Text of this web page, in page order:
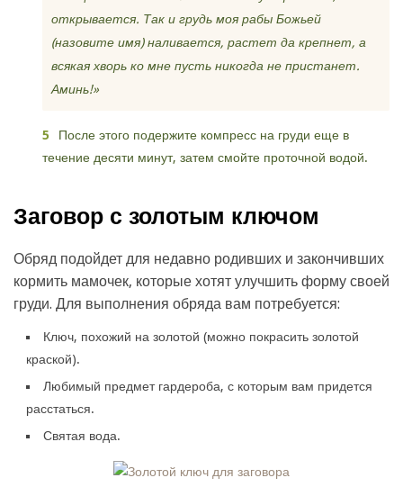
открывается. Так и грудь моя рабы Божьей
(назовите имя) наливается, растет да крепнет, а
всякая хворь ко мне пусть никогда не пристанет.
Аминь!»
После этого подержите компресс на груди еще в
течение десяти минут, затем смойте проточной водой.
Заговор с золотым ключом
Обряд подойдет для недавно родивших и закончивших
кормить мамочек, которые хотят улучшить форму своей
груди. Для выполнения обряда вам потребуется:
Ключ, похожий на золотой (можно покрасить золотой
краской).
Любимый предмет гардероба, с которым вам придется
расстаться.
Святая вода.